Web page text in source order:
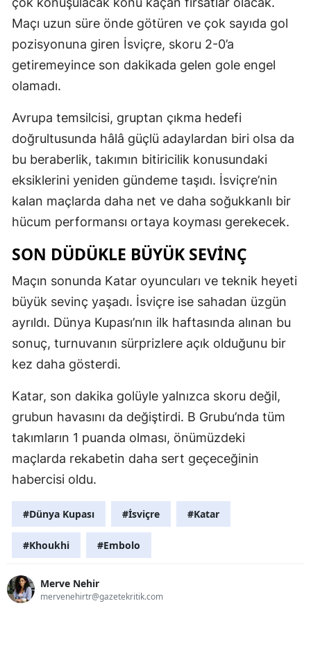
Maçı uzun süre önde götüren ve çok sayıda gol
pozisyonuna giren İsviçre, skoru 2-0’a
getiremeyince son dakikada gelen gole engel
olamadı.
Avrupa temsilcisi, gruptan çıkma hedefi
doğrultusunda hâlâ güçlü adaylardan biri olsa da
bu beraberlik, takımın bitiricilik konusundaki
eksiklerini yeniden gündeme taşıdı. İsviçre’nin
kalan maçlarda daha net ve daha soğukkanlı bir
hücum performansı ortaya koyması gerekecek.
SON DÜDÜKLE BÜYÜK SEVINÇ
Maçın sonunda Katar oyuncuları ve teknik heyeti
büyük sevinç yaşadı. İsviçre ise sahadan üzgün
ayrıldı. Dünya Kupası’nın ilk haftasında alınan bu
sonuç, turnuvanın sürprizlere açık olduğunu bir
kez daha gösterdi.
Katar, son dakika golüyle yalnızca skoru değil,
grubun havasını da değiştirdi. B Grubu’nda tüm
takımların 1 puanda olması, önümüzdeki
maçlarda rekabetin daha sert geçeceğinin
habercisi oldu.
#Dünya Kupası #İsviçre #Katar
#Khoukhi #Embolo
Merve Nehir
mervenehirtr@gazetekritik.com